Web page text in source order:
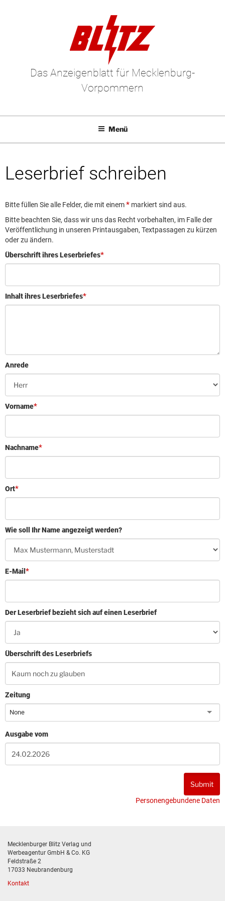
Das Anzeigenblatt für Mecklenburg-
Vorpommern
Menü
E-Paper
Leserbriefe
Leserbrief aufgeben
Leserbriefe lesen
Leserbrief schreiben
Bitte füllen Sie alle Felder, die mit einem
markiert sind aus.
Bitte beachten Sie, dass wir uns das Recht vorbehalten, im Falle der
Veröffentlichung in unseren Printausgaben, Textpassagen zu kürzen
oder zu ändern.
Überschrift ihres Leserbriefes
Inhalt ihres Leserbriefes
Anrede
Vorname
Nachname
Ort
Wie soll Ihr Name angezeigt werden?
E-Mail
Der Leserbrief bezieht sich auf einen Leserbrief
Überschrift des Leserbriefs
Zeitung
None
Ausgabe vom
Personengebundene Daten
Mecklenburger Blitz Verlag und
Werbeagentur GmbH & Co. KG
Feldstraße 2
17033 Neubrandenburg
Kontakt